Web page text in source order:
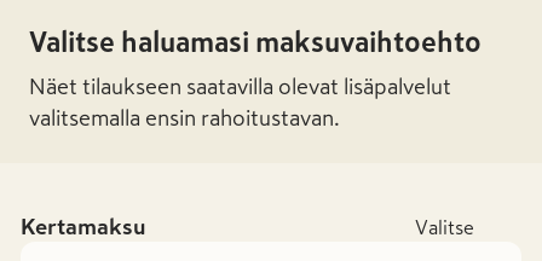
Valitse haluamasi maksuvaihtoehto
Näet tilaukseen saatavilla olevat lisäpalvelut
valitsemalla ensin rahoitustavan.
Kertamaksu Valitse